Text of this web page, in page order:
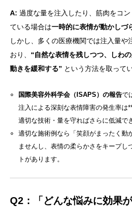
A: 過度な量を注入したり、筋肉をコ
ている場合は一時的に表情が動かしづ
しかし、多くの医療機関では注入量や
おり、 “自然な表情を残しつつ、しわ
動きを緩和する” という方法を取って
国際美容外科学会（ISAPS）の報告で
注入による深刻な表情障害の発生率は
適切な技術・量を守ればさらに低減で
適切な施術例なら「笑顔がまったく動
ませんし、表情の柔らかさをキープし
トがあります。
Q2：「どんな悩みに効果が